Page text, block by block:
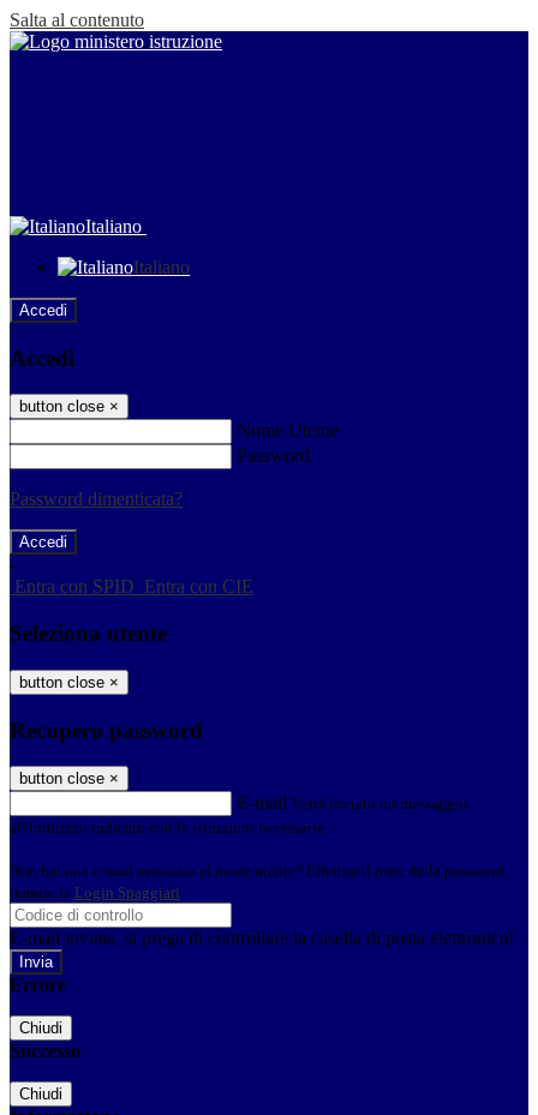
Salta al contenuto
Italiano
Italiano
Accedi
Accedi
button close ×
Nome Utente
Password
Password dimenticata?
-
Entra con SPID Entra con CIE
Seleziona utente
button close ×
Recupero password
button close ×
E-mail Verrà inviato un messaggio
all'indirizzo indicato con le istruzioni necessarie.
Non hai una e-mail associata al nome utente? Effettua il reset della password
tramite la Login Spaggiari
E-mail inviata, si prega di controllare la casella di posta elettronica!
Errore
Chiudi
Successo
Chiudi